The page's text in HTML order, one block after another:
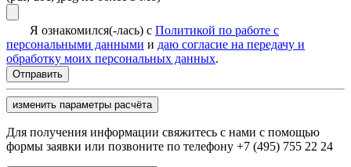
Я ознакомился(-лась) с Политикой по работе с
персональными данными и даю согласие на передачу и
обработку моих персональных данных.
изменить параметры расчёта
Для получения информации свяжитесь с нами с помощью
формы заявки или позвоните по телефону +7 (495) 755 22 24